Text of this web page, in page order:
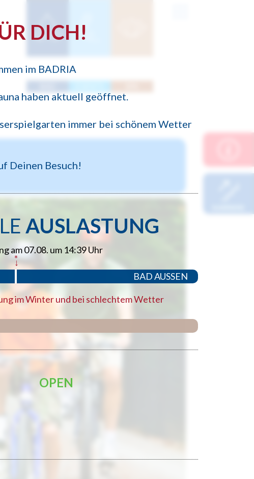
DICH!
im BADRIA
haben aktuell geöffnet.
immer bei schönem Wetter
Deinen Besuch!
AUSLASTUNG
am 07.08. um 14:39 Uhr
BAD AUSSEN
*
↓
im Winter und bei schlechtem Wetter
OPEN